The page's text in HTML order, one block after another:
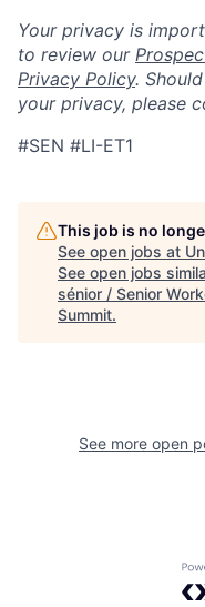
Your privacy is
to review our
Privacy Policy.
your privacy, please
#SEN #LI-ET1
This job is no
See open jobs at
See open jobs
sénior / Senior
Summit.
See more open